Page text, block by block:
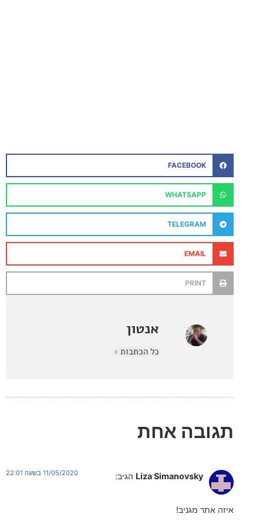
FACEBOOK
WHATSAPP
TELEGRAM
אנטון
אחת
Liza Simanovsky הגיב: 11/05/2020 בשעה 22:01
מגניב!